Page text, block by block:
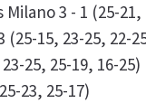
3 - 1 (25-21,
15, 23-25, 22-
25, 25-19, 16-25)
23, 25-17)